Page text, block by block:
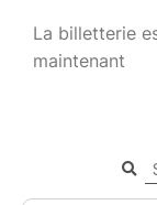
La billetterie
maintenant